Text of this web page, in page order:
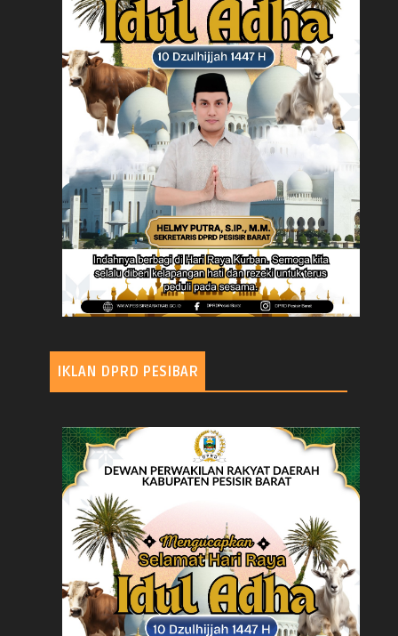
IKLAN DPRD PESIBAR